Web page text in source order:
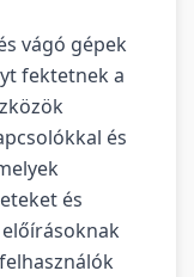
vágó gépek
fektetnek a
és
és